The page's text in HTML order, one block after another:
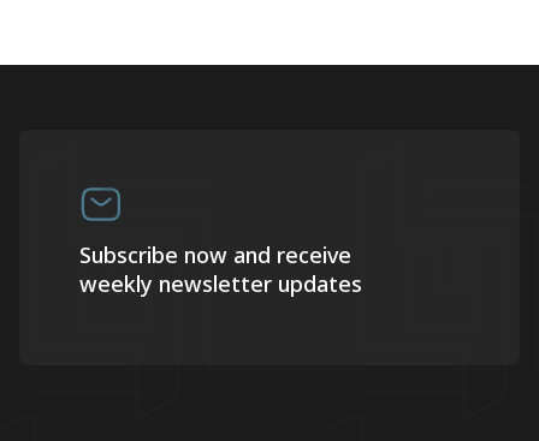
Subscribe now and receive
weekly newsletter updates